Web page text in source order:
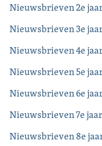
Nieuwsbrieven 2e
Nieuwsbrieven 3e
Nieuwsbrieven 4e
Nieuwsbrieven 5e
Nieuwsbrieven 6e
Nieuwsbrieven 7e
Nieuwsbrieven 8e